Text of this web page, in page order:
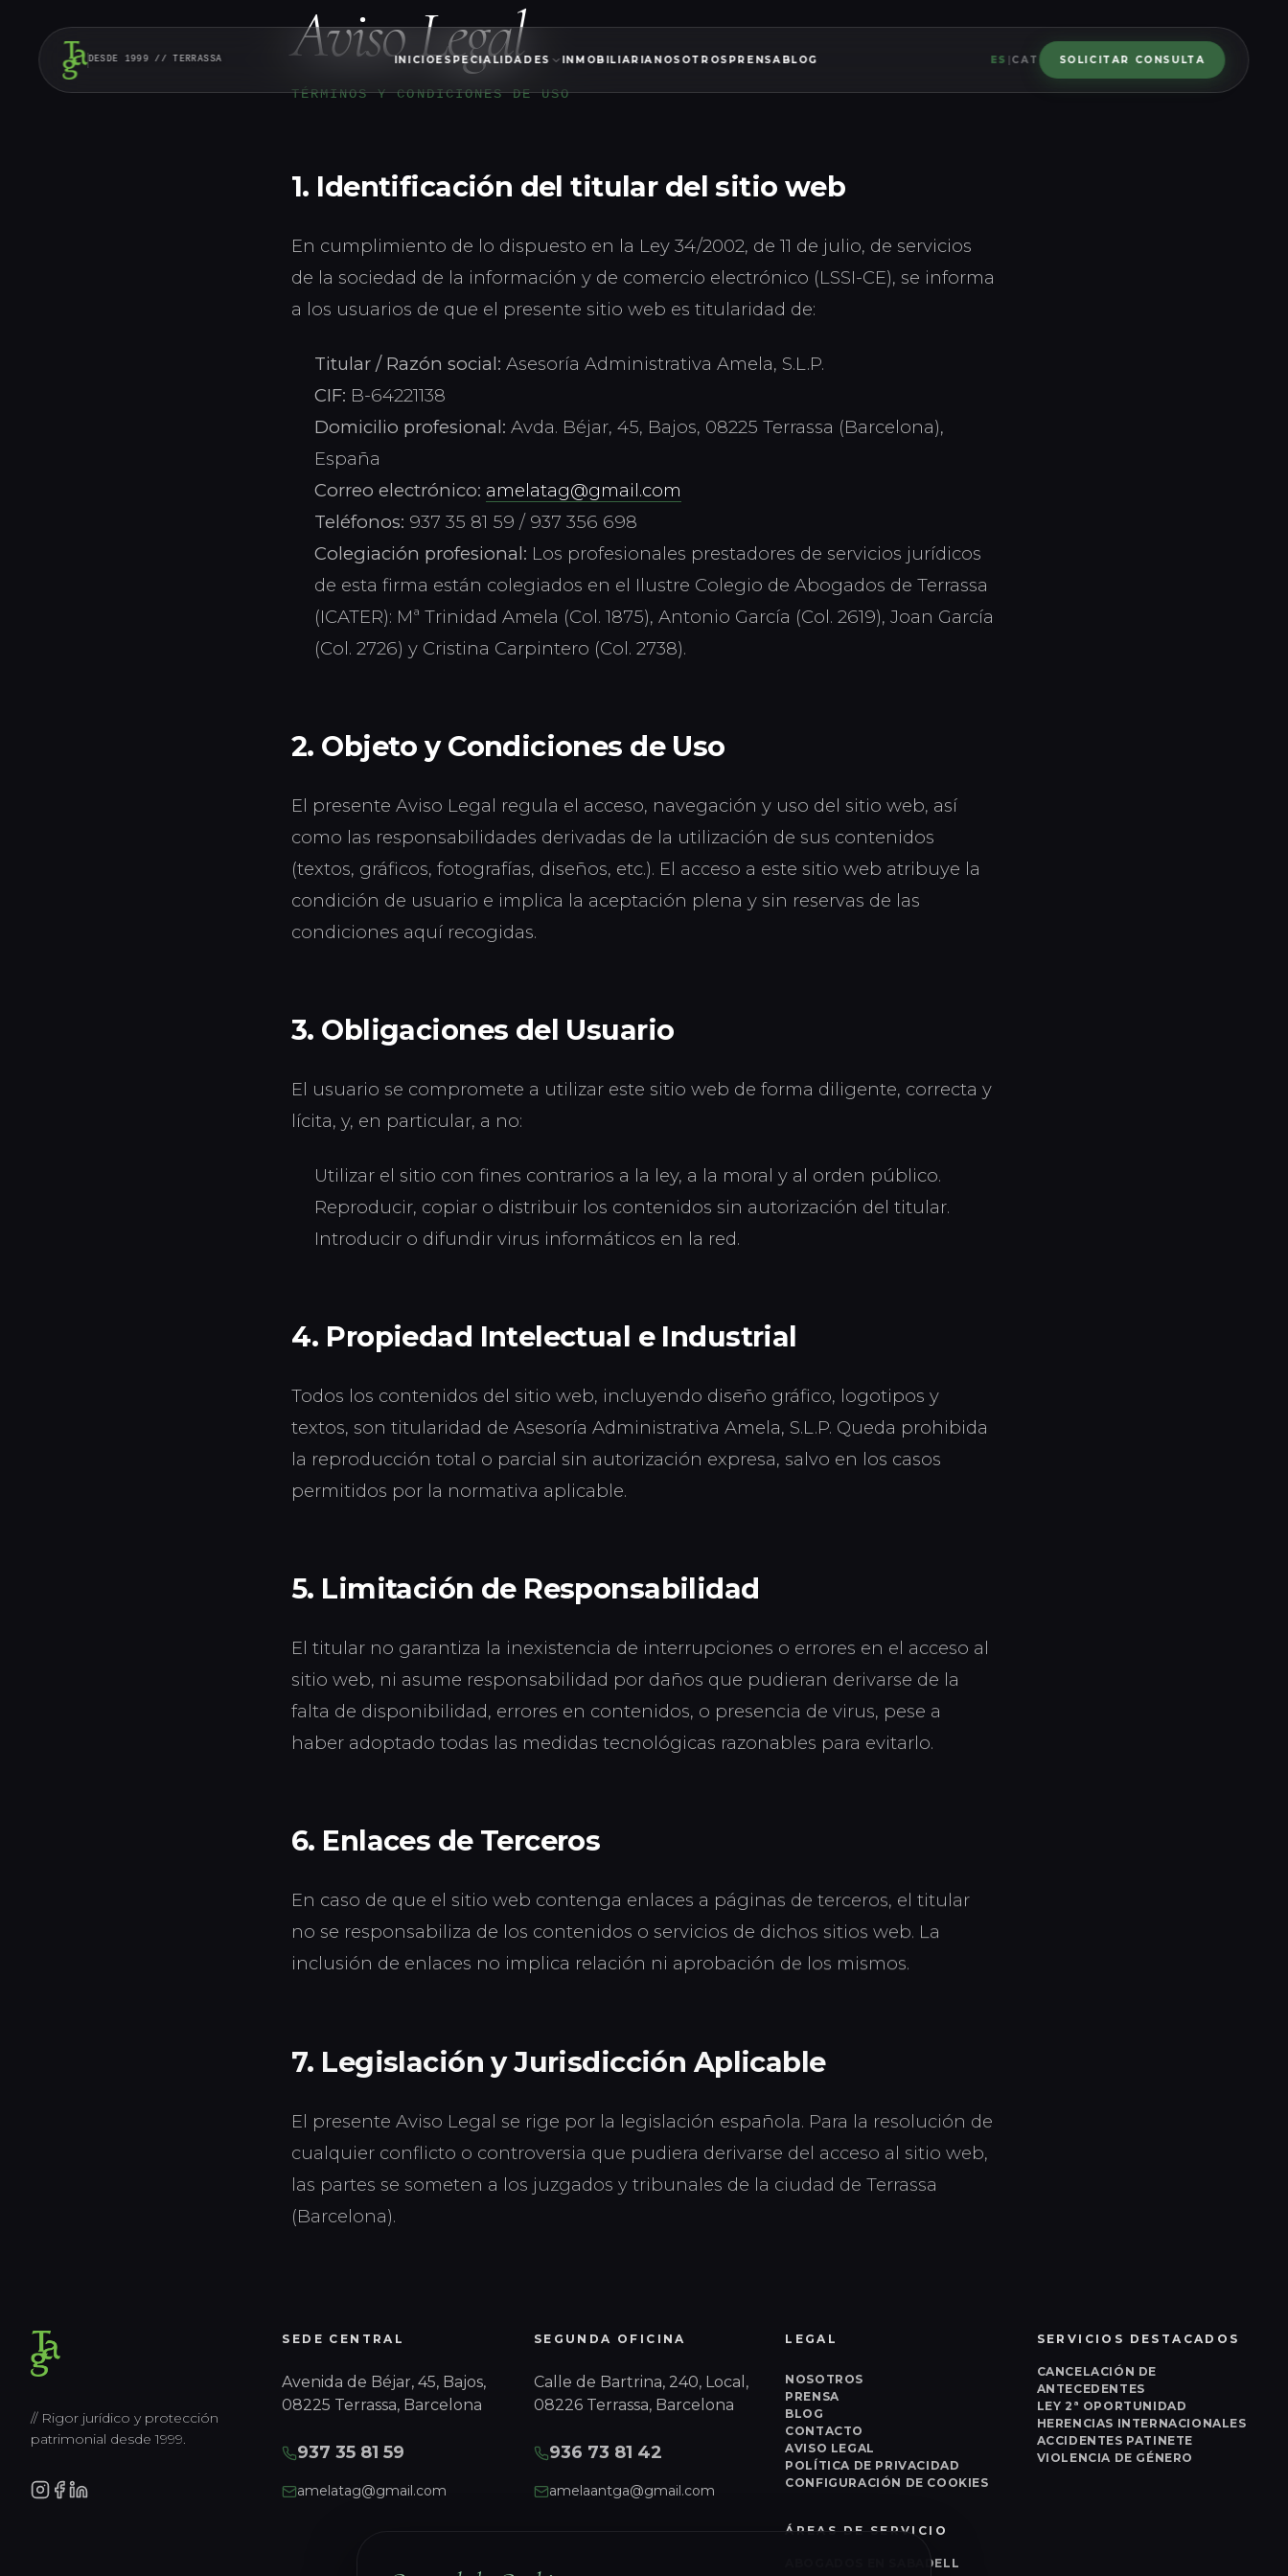
DESDE 1999 // TERRASSA INICIOESPECIALIDADES INMOBILIARIA NOSOTROS PRENSA BLOG ES CAT SOLICITAR CONSULTA
Aviso Legal
TÉRMINOS Y CONDICIONES DE USO
1. Identificación del titular del sitio web
En cumplimiento de lo dispuesto en la Ley 34/2002, de 11 de julio, de servicios
de la sociedad de la información y de comercio electrónico (LSSI-CE), se informa
a los usuarios de que el presente sitio web es titularidad de:
Titular / Razón social: Asesoría Administrativa Amela, S.L.P.
CIF: B-64221138
Domicilio profesional: Avda. Béjar, 45, Bajos, 08225 Terrassa (Barcelona),
España
Correo electrónico: amelatag@gmail.com
Teléfonos: 937 35 81 59 / 937 356 698
Colegiación profesional: Los profesionales prestadores de servicios jurídicos
de esta firma están colegiados en el Ilustre Colegio de Abogados de Terrassa
(ICATER): Mª Trinidad Amela (Col. 1875), Antonio García (Col. 2619), Joan García
(Col. 2726) y Cristina Carpintero (Col. 2738).
2. Objeto y Condiciones de Uso
El presente Aviso Legal regula el acceso, navegación y uso del sitio web, así
como las responsabilidades derivadas de la utilización de sus contenidos
(textos, gráficos, fotografías, diseños, etc.). El acceso a este sitio web atribuye la
condición de usuario e implica la aceptación plena y sin reservas de las
condiciones aquí recogidas.
3. Obligaciones del Usuario
El usuario se compromete a utilizar este sitio web de forma diligente, correcta y
lícita, y, en particular, a no:
Utilizar el sitio con fines contrarios a la ley, a la moral y al orden público.
Reproducir, copiar o distribuir los contenidos sin autorización del titular.
Introducir o difundir virus informáticos en la red.
4. Propiedad Intelectual e Industrial
Todos los contenidos del sitio web, incluyendo diseño gráfico, logotipos y
textos, son titularidad de Asesoría Administrativa Amela, S.L.P. Queda prohibida
la reproducción total o parcial sin autorización expresa, salvo en los casos
permitidos por la normativa aplicable.
5. Limitación de Responsabilidad
El titular no garantiza la inexistencia de interrupciones o errores en el acceso al
sitio web, ni asume responsabilidad por daños que pudieran derivarse de la
falta de disponibilidad, errores en contenidos, o presencia de virus, pese a
haber adoptado todas las medidas tecnológicas razonables para evitarlo.
6. Enlaces de Terceros
En caso de que el sitio web contenga enlaces a páginas de terceros, el titular
no se responsabiliza de los contenidos o servicios de dichos sitios web. La
inclusión de enlaces no implica relación ni aprobación de los mismos.
7. Legislación y Jurisdicción Aplicable
El presente Aviso Legal se rige por la legislación española. Para la resolución de
cualquier conflicto o controversia que pudiera derivarse del acceso al sitio web,
las partes se someten a los juzgados y tribunales de la ciudad de Terrassa
(Barcelona).
// Rigor jurídico y protección
patrimonial desde 1999.
SEDE CENTRAL
Avenida de Béjar, 45, Bajos,
08225 Terrassa, Barcelona
937 35 81 59
amelatag@gmail.com
SEGUNDA OFICINA
Calle de Bartrina, 240, Local,
08226 Terrassa, Barcelona
936 73 81 42
amelaantga@gmail.com
LEGAL
NOSOTROS
PRENSA
BLOG
CONTACTO
AVISO LEGAL
POLÍTICA DE PRIVACIDAD
CONFIGURACIÓN DE COOKIES
ÁREAS DE SERVICIO
ABOGADOS EN SABADELL
SERVICIOS DESTACADOS
CANCELACIÓN DE
ANTECEDENTES
LEY 2ª OPORTUNIDAD
HERENCIAS INTERNACIONALES
ACCIDENTES PATINETE
VIOLENCIA DE GÉNERO